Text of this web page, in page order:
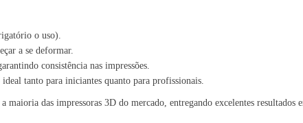
o uso).
a se deformar.
consistência nas impressões.
tanto para iniciantes quanto para profissionais.
das impressoras 3D do mercado, entregando excelentes resultados